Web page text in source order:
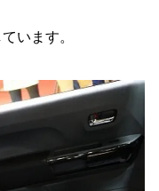
います。